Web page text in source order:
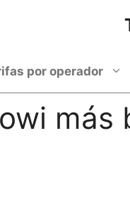
por operador
más